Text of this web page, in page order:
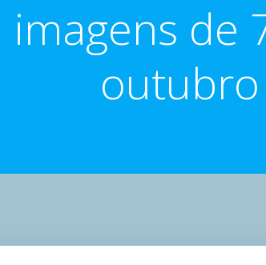
imagens de
outubro